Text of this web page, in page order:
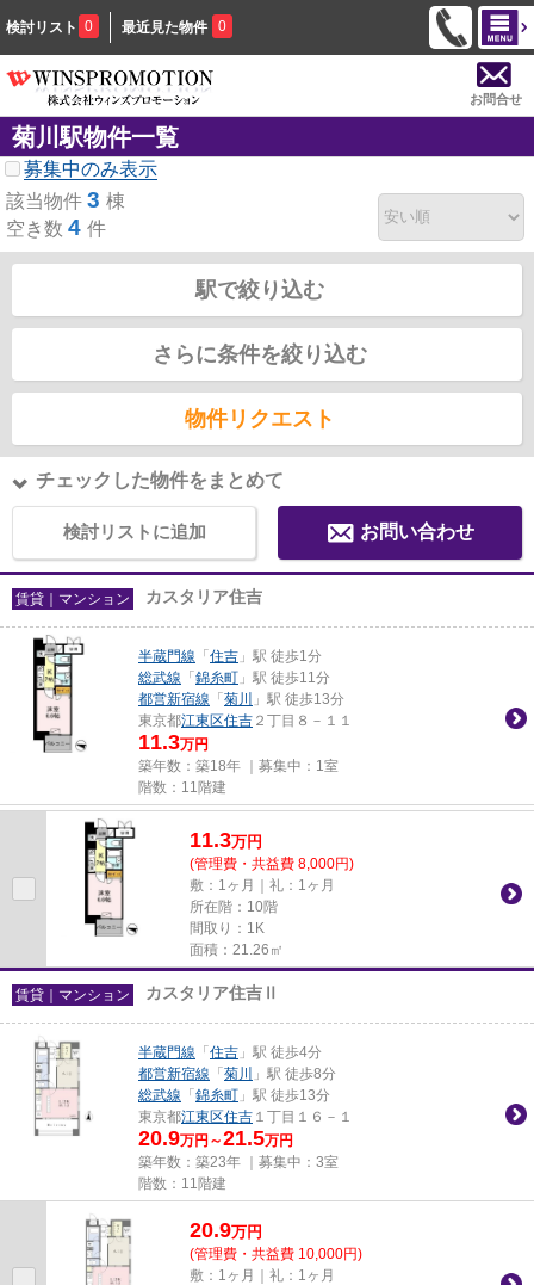
検討リスト 0 最近見た物件 0
お問合せ
菊川駅物件一覧
募集中のみ表示
該当物件 3 棟
空き数 4 件
駅で絞り込む
さらに条件を絞り込む
物件リクエスト
チェックした物件をまとめて
検討リストに追加 お問い合わせ
賃貸｜マンション カスタリア住吉
半蔵門線 「 住吉 」駅 徒歩1分
総武線 「 錦糸町 」駅 徒歩11分
都営新宿線 「 菊川
」駅 徒歩13分
東京都江東区住吉 ２丁目８－１１
11.3万円
築年数：築18年 ｜募集中： 1室
階数：11階建
11.3万円
(管理費・共益費 8,000円)
敷：1ヶ月｜礼：1ヶ月
所在階：10階
間取り：1K
面積：21.26㎡
賃貸｜マンション カスタリア住吉Ⅱ
半蔵門線 「 住吉 」駅 徒歩4分
都営新宿線 「 菊川
」駅 徒歩8分
総武線 「 錦糸町 」駅 徒歩13分
東京都江東区住吉 １丁目１６－１
20.9万円～21.5万円
築年数：築23年 ｜募集中： 3室
階数：11階建
20.9万円
(管理費・共益費 10,000円)
敷：1ヶ月｜礼：1ヶ月